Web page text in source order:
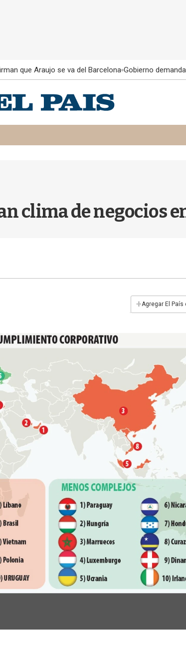
que Araujo se va del Barcelona Gobierno
clima de negocios
+Agregar El País